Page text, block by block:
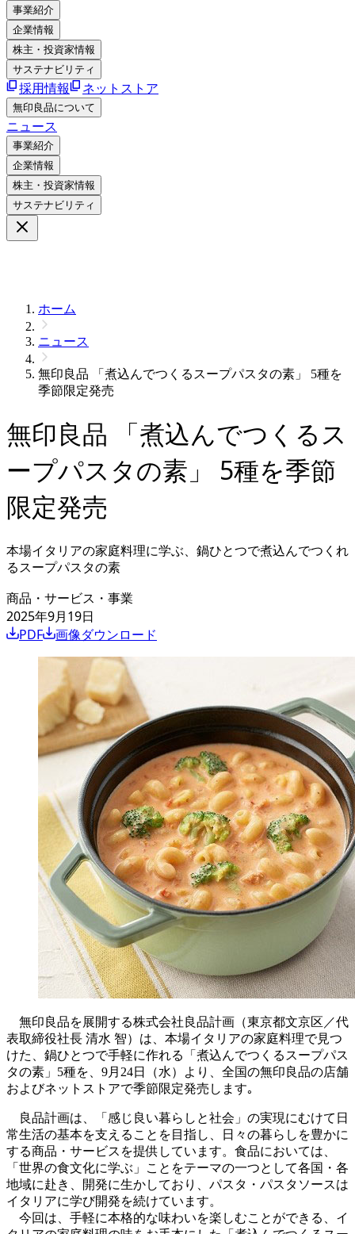
事業紹介
企業情報
株主・投資家情報
サステナビリティ
採用情報 ネットストア
無印良品について
ニュース
事業紹介
企業情報
株主・投資家情報
サステナビリティ
ホーム
ニュース
無印良品 「煮込んでつくるスープパスタの素」 5種を
季節限定発売
無印良品 「煮込んでつくるス
ープパスタの素」 5種を季節
限定発売
本場イタリアの家庭料理に学ぶ、鍋ひとつで煮込んでつくれ
るスープパスタの素
商品・サービス・事業
2025年9月19日
PDF
画像ダウンロード
無印良品を展開する株式会社良品計画（東京都文京区／代
表取締役社長 清水 智）は、本場イタリアの家庭料理で見つ
けた、鍋ひとつで手軽に作れる「煮込んでつくるスープパス
タの素」5種を、9月24日（水）より、全国の無印良品の店舗
およびネットストアで季節限定発売します｡
良品計画は、「感じ良い暮らしと社会」の実現にむけて日
常生活の基本を支えることを目指し、日々の暮らしを豊かに
する商品・サービスを提供しています。食品においては、
「世界の食文化に学ぶ」ことをテーマの一つとして各国・各
地域に赴き、開発に生かしており、パスタ・パスタソースは
イタリアに学び開発を続けています。
今回は、手軽に本格的な味わいを楽しむことができる、イ